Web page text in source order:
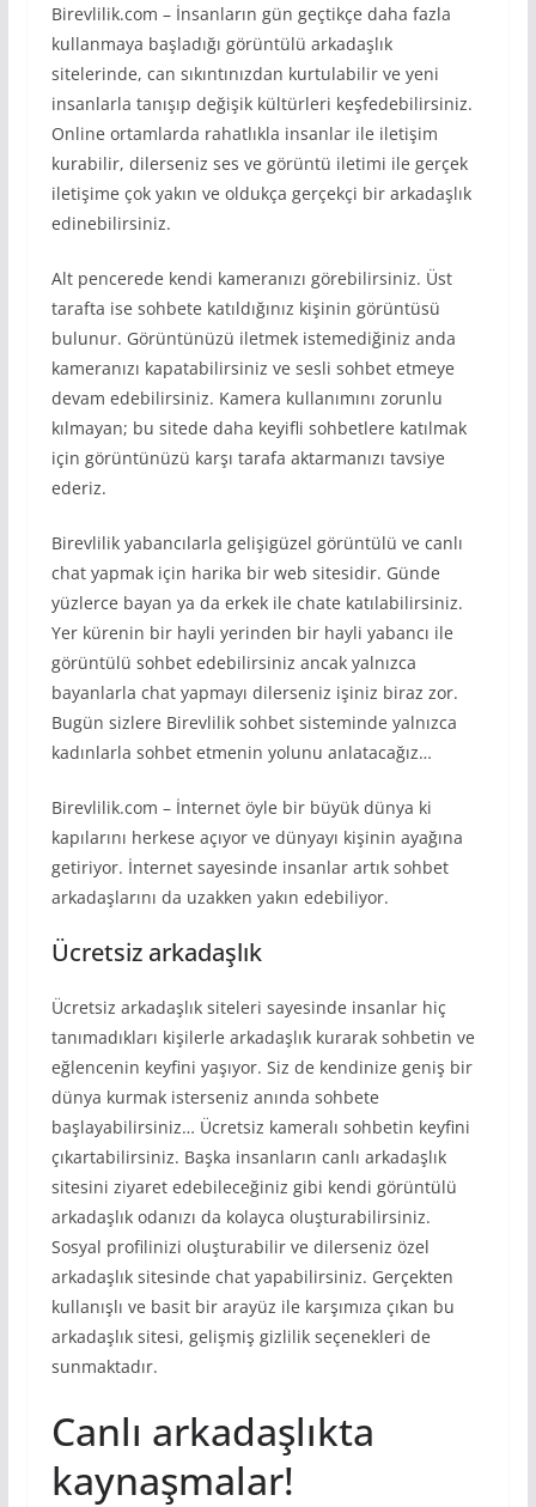
Birevlilik.com – İnsanların gün geçtikçe daha fazla
kullanmaya başladığı görüntülü arkadaşlık
sitelerinde, can sıkıntınızdan kurtulabilir ve yeni
insanlarla tanışıp değişik kültürleri keşfedebilirsiniz.
Online ortamlarda rahatlıkla insanlar ile iletişim
kurabilir, dilerseniz ses ve görüntü iletimi ile gerçek
iletişime çok yakın ve oldukça gerçekçi bir arkadaşlık
edinebilirsiniz.
Alt pencerede kendi kameranızı görebilirsiniz. Üst
tarafta ise sohbete katıldığınız kişinin görüntüsü
bulunur. Görüntünüzü iletmek istemediğiniz anda
kameranızı kapatabilirsiniz ve sesli sohbet etmeye
devam edebilirsiniz. Kamera kullanımını zorunlu
kılmayan; bu sitede daha keyifli sohbetlere katılmak
için görüntünüzü karşı tarafa aktarmanızı tavsiye
ederiz.
Birevlilik yabancılarla gelişigüzel görüntülü ve canlı
chat yapmak için harika bir web sitesidir. Günde
yüzlerce bayan ya da erkek ile chate katılabilirsiniz.
Yer kürenin bir hayli yerinden bir hayli yabancı ile
görüntülü sohbet edebilirsiniz ancak yalnızca
bayanlarla chat yapmayı dilerseniz işiniz biraz zor.
Bugün sizlere Birevlilik sohbet sisteminde yalnızca
kadınlarla sohbet etmenin yolunu anlatacağız…
Birevlilik.com – İnternet öyle bir büyük dünya ki
kapılarını herkese açıyor ve dünyayı kişinin ayağına
getiriyor. İnternet sayesinde insanlar artık sohbet
arkadaşlarını da uzakken yakın edebiliyor.
Ücretsiz arkadaşlık
Ücretsiz arkadaşlık siteleri sayesinde insanlar hiç
tanımadıkları kişilerle arkadaşlık kurarak sohbetin ve
eğlencenin keyfini yaşıyor. Siz de kendinize geniş bir
dünya kurmak isterseniz anında sohbete
başlayabilirsiniz… Ücretsiz kameralı sohbetin keyfini
çıkartabilirsiniz. Başka insanların canlı arkadaşlık
sitesini ziyaret edebileceğiniz gibi kendi görüntülü
arkadaşlık odanızı da kolayca oluşturabilirsiniz.
Sosyal profilinizi oluşturabilir ve dilerseniz özel
arkadaşlık sitesinde chat yapabilirsiniz. Gerçekten
kullanışlı ve basit bir arayüz ile karşımıza çıkan bu
arkadaşlık sitesi, gelişmiş gizlilik seçenekleri de
sunmaktadır.
Canlı arkadaşlıkta
kaynaşmalar!